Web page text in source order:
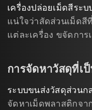
เครื่องปล่อยเม็ดสีระ
แน่ใจว่าสัดส่วนเม็ดสี
แต่ละเครื่อง ขจัดกา
การจัดหาวัสดุที่เ
ระบบขนส่งวัสดุส่วนก
จัดหาเม็ดพลาสติกจา